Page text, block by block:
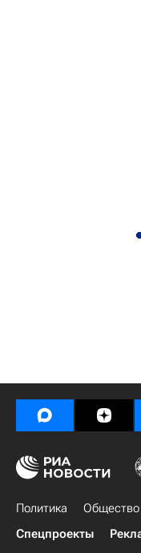
Политика Общество
Спецпроекты